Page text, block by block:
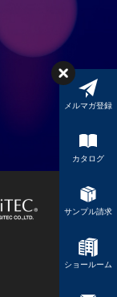
メルマガ登録
カタログ
サンプル請求
ショールーム